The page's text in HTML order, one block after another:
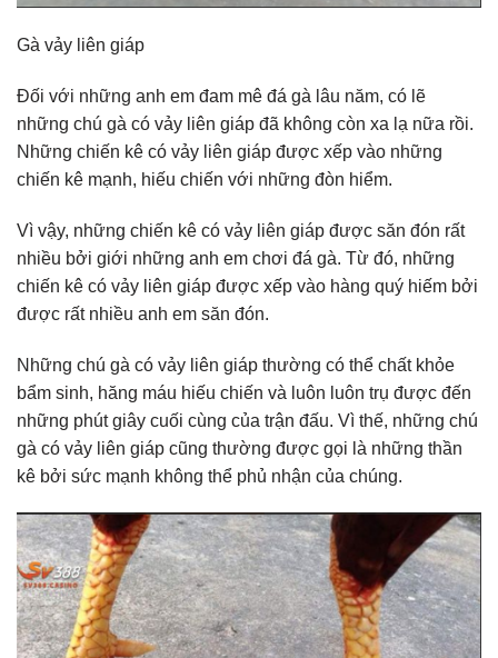
Gà vảy liên giáp
Đối với những anh em đam mê đá gà lâu năm, có lẽ
những chú gà có vảy liên giáp đã không còn xa lạ nữa rồi.
Những chiến kê có vảy liên giáp được xếp vào những
chiến kê mạnh, hiếu chiến với những đòn hiểm.
Vì vậy, những chiến kê có vảy liên giáp được săn đón rất
nhiều bởi giới những anh em chơi đá gà. Từ đó, những
chiến kê có vảy liên giáp được xếp vào hàng quý hiếm bởi
được rất nhiều anh em săn đón.
Những chú gà có vảy liên giáp thường có thể chất khỏe
bẩm sinh, hăng máu hiếu chiến và luôn luôn trụ được đến
những phút giây cuối cùng của trận đấu. Vì thế, những chú
gà có vảy liên giáp cũng thường được gọi là những thần
kê bởi sức mạnh không thể phủ nhận của chúng.